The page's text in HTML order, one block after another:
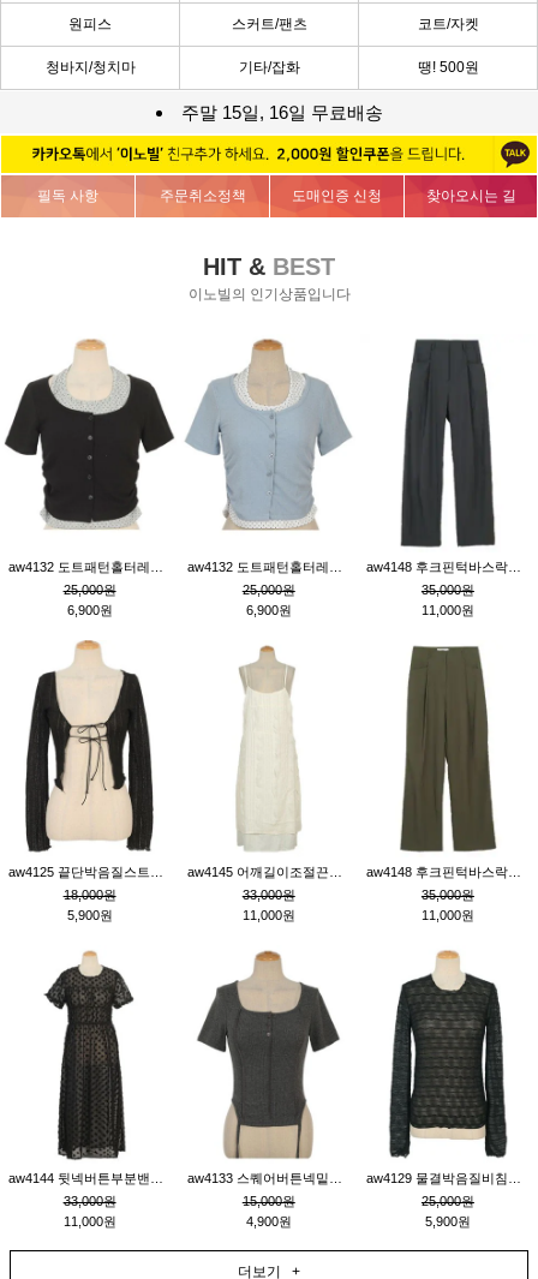
원피스 스커트/팬츠 코트/자켓
청바지/청치마 기타/잡화 땡! 500원
주말 15일, 16일 무료배송
필독 사항 주문취소정책 도매인증 신청 찾아오시는 길
HIT & BEST
이노빌의 인기상품입니다
25,000원
6,900원
25,000원
6,900원
35,000원
11,000원
18,000원
5,900원
33,000원
11,000원
35,000원
11,000원
33,000원
11,000원
15,000원
4,900원
25,000원
5,900원
더보기 +